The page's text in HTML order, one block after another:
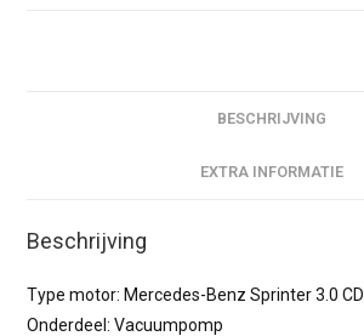
BESCHRIJVING
EXTRA INFORMATIE
Beschrijving
Type motor: Mercedes-Benz Sprinter 3.0 CDI
Onderdeel: Vacuumpomp